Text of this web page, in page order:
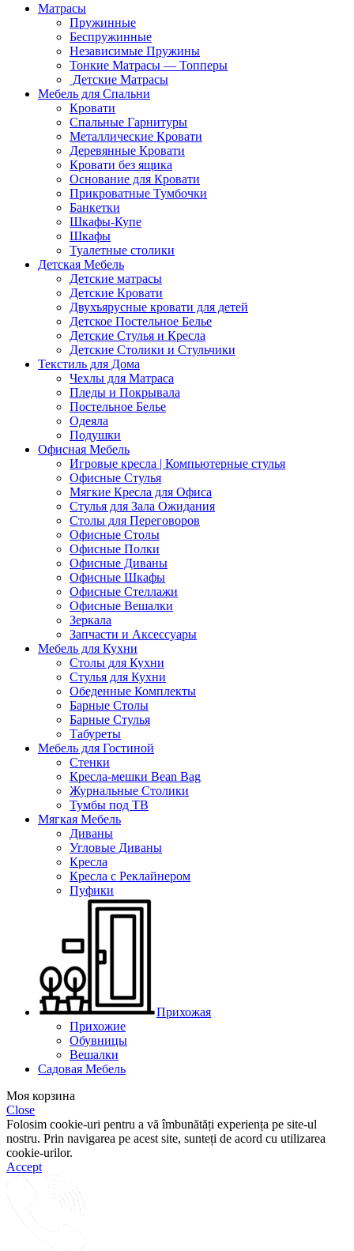
Матрасы
Пружинные
Беспружинные
Независимые Пружины
Тонкие Матрасы — Топперы
Детские Матрасы
Мебель для Спальни
Кровати
Спальные Гарнитуры
Металлические Кровати
Деревянные Кровати
Кровати без ящика
Основание для Кровати
Прикроватные Тумбочки
Банкетки
Шкафы-Купе
Шкафы
Туалетные столики
Детская Мебель
Детские матрасы
Детские Кровати
Двухъярусные кровати для детей
Детское Постельное Белье
Детские Стулья и Кресла
Детские Столики и Стульчики
Текстиль для Дома
Чехлы для Матраса
Пледы и Покрывала
Постельное Белье
Одеяла
Подушки
Офисная Мебель
Игровые кресла | Компьютерные стулья
Офисные Стулья
Мягкие Кресла для Офиса
Стулья для Зала Ожидания
Столы для Переговоров
Офисные Столы
Офисные Полки
Офисные Диваны
Офисные Шкафы
Офисные Стеллажи
Офисные Вешалки
Зеркала
Запчасти и Аксессуары
Мебель для Кухни
Столы для Кухни
Стулья для Кухни
Обеденные Комплекты
Барные Столы
Барные Стулья
Табуреты
Мебель для Гостиной
Стенки
Кресла-мешки Bean Bag
Журнальные Столики
Тумбы под ТВ
Мягкая Мебель
Диваны
Угловые Диваны
Кресла
Кресла с Реклайнером
Пуфики
Прихожая
Прихожие
Обувницы
Вешалки
Садовая Мебель
Моя корзина
Close
Folosim cookie-uri pentru a vă îmbunătăți experiența pe site-ul
nostru. Prin navigarea pe acest site, sunteți de acord cu utilizarea
cookie-urilor.
Accept